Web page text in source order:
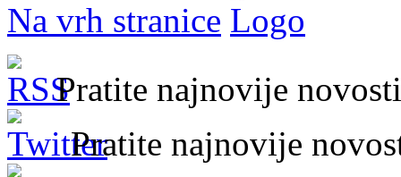
Na vrh stranice
Pratite najnovije
Pratite najnovije